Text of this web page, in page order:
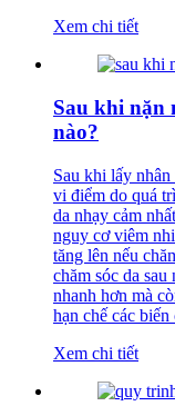
Xem chi tiết
Sau khi nặn
nào?
Sau khi lấy
vi điểm do quá
da nhạy cảm
nguy cơ viêm
tăng lên nếu
chăm sóc da
nhanh hơn mà
hạn chế các
Xem chi tiết